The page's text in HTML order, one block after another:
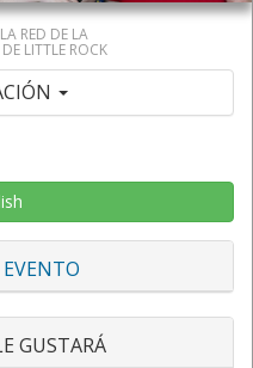
RED DE LA
LITTLE ROCK
GUSTARÁ